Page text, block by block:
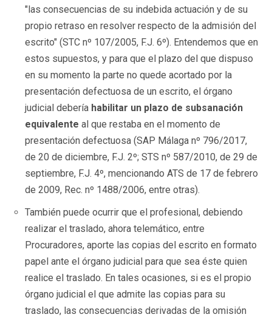
"las consecuencias de su indebida actuación y de su
propio retraso en resolver respecto de la admisión del
escrito" (STC nº 107/2005, F.J. 6º). Entendemos que en
estos supuestos, y para que el plazo del que dispuso
en su momento la parte no quede acortado por la
presentación defectuosa de un escrito, el órgano
judicial debería habilitar un plazo de subsanación
equivalente al que restaba en el momento de
presentación defectuosa (SAP Málaga nº 796/2017,
de 20 de diciembre, F.J. 2º; STS nº 587/2010, de 29 de
septiembre, F.J. 4º, mencionando ATS de 17 de febrero
de 2009, Rec. nº 1488/2006, entre otras).
También puede ocurrir que el profesional, debiendo
realizar el traslado, ahora telemático, entre
Procuradores, aporte las copias del escrito en formato
papel ante el órgano judicial para que sea éste quien
realice el traslado. En tales ocasiones, si es el propio
órgano judicial el que admite las copias para su
traslado, las consecuencias derivadas de la omisión